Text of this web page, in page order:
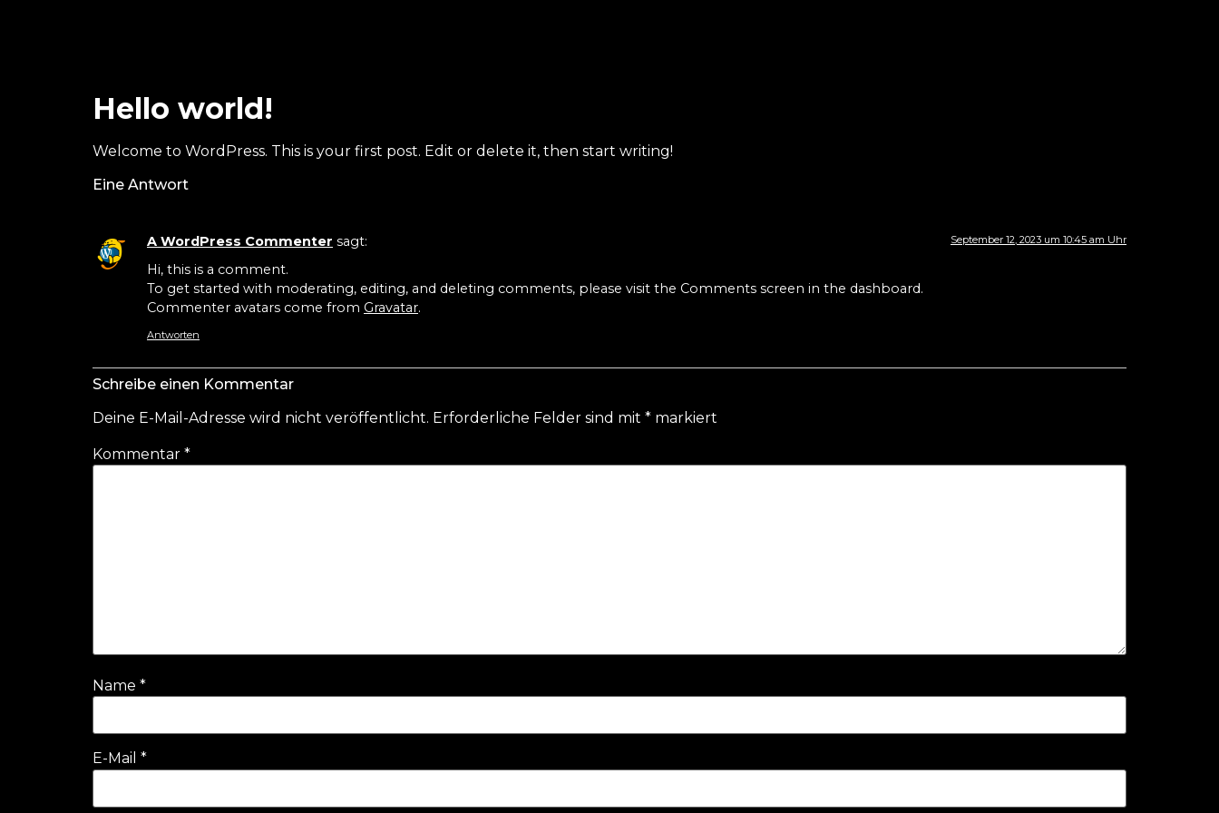
Hello world!
Welcome to WordPress. This is your first post. Edit or delete it, then start writing!
Eine Antwort
A WordPress Commenter sagt: September 12, 2023 um 10:45 am Uhr
Hi, this is a comment.
To get started with moderating, editing, and deleting comments, please visit the Comments screen in the dashboard.
Commenter avatars come from Gravatar.
Antworten
Schreibe einen Kommentar
Deine E-Mail-Adresse wird nicht veröffentlicht. Erforderliche Felder sind mit * markiert
Kommentar *
Name *
E-Mail *